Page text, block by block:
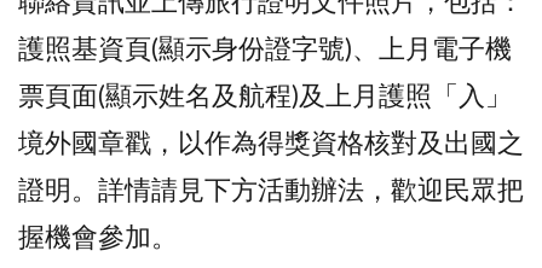
護照基資頁(顯示身份證字號)、上月電子機
票頁面(顯示姓名及航程)及上月護照「入」
境外國章戳，以作為得獎資格核對及出國之
證明。詳情請見下方活動辦法，歡迎民眾把
握機會參加。